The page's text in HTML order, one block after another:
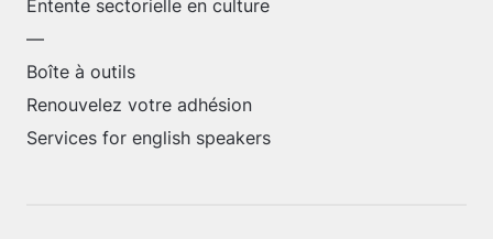
Entente sectorielle en culture
—
Boîte à outils
Renouvelez votre adhésion
Services for english speakers